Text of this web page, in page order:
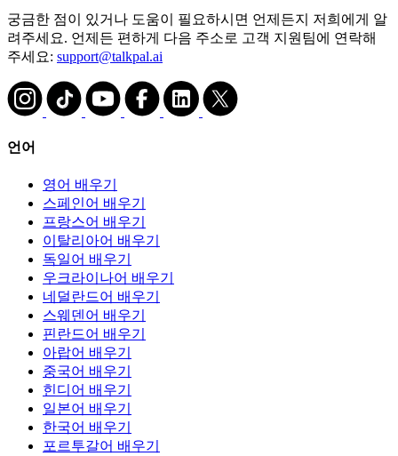
궁금한 점이 있거나 도움이 필요하시면 언제든지 저희에게 알
려주세요. 언제든 편하게 다음 주소로 고객 지원팀에 연락해
주세요: support@talkpal.ai
언어
영어 배우기
스페인어 배우기
프랑스어 배우기
이탈리아어 배우기
독일어 배우기
우크라이나어 배우기
네덜란드어 배우기
스웨덴어 배우기
핀란드어 배우기
아랍어 배우기
중국어 배우기
힌디어 배우기
일본어 배우기
한국어 배우기
포르투갈어 배우기